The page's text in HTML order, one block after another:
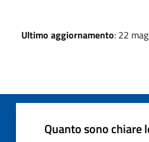
Ultimo aggiornamento: 22
Quanto sono chiare